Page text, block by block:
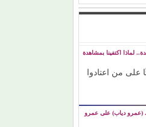
لماذا اكتفينا بمشاهدة
على من اعتادوا
.. (عمرو دياب) على عمرو